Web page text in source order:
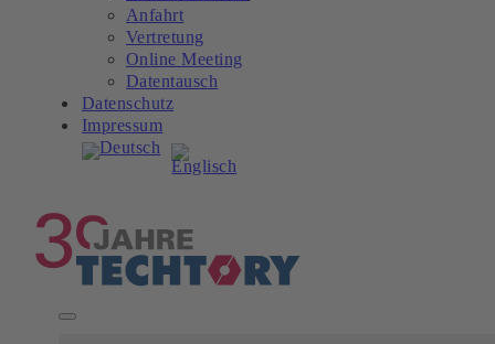
Anfahrt
Vertretung
Online Meeting
Datentausch
Datenschutz
Impressum